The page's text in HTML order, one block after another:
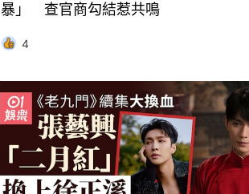
暴」 查官商勾結惹共鳴
4